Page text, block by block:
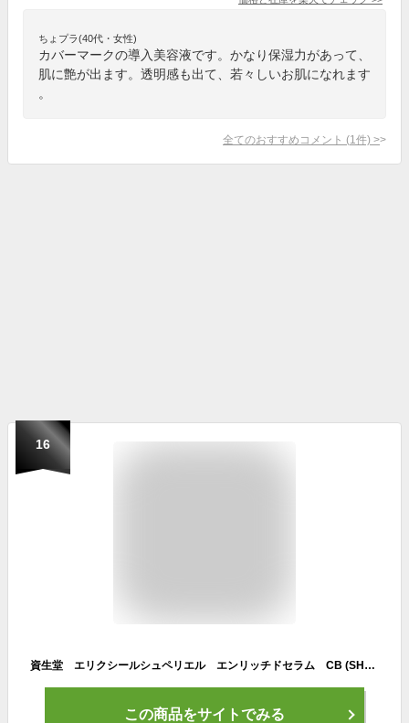
ちょプラ(40代・女性)
カバーマークの導入美容液です。かなり保湿力があって、
肌に艶が出ます。透明感も出て、若々しいお肌になれます
。
全てのおすすめコメント (1 件) >
16
資生堂 エリクシールシュペリエル エンリッチドセラム CB (SHSEIDO/shisedo/ELIXIR/elixir/美容液/乾燥/コラーゲン/保湿/つや玉/ハリ/透明感/うるおい/エイジング/年齢肌)
この商品をサイトでみる